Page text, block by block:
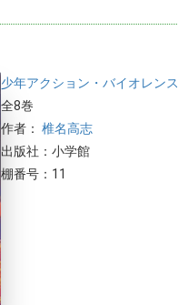
少年アクション・バイオレンス
全8巻
作者： 椎名高志
出版社：小学館
棚番号：11